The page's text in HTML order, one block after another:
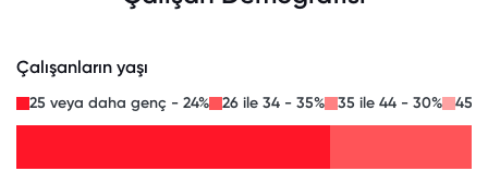
Çalışanların yaşı
25 veya daha genç - 24% 26 ile 34 - 35% 35 ile 44 - 30% 45